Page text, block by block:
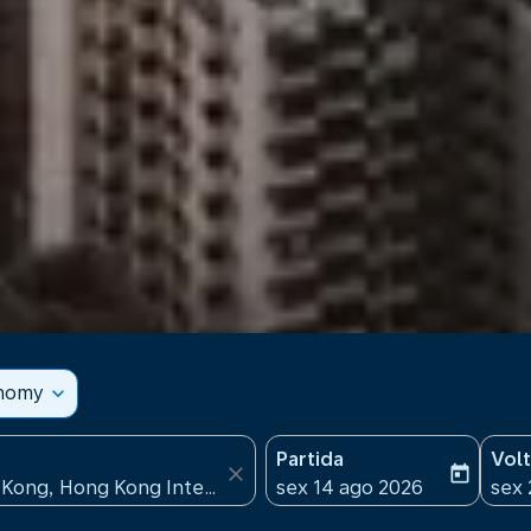
expand_more
close
Partida
fc-booking-departure-
sex 14 ago 2026
today
fc-
sex